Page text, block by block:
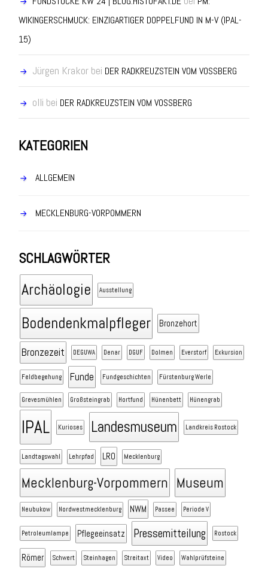
WIKINGERSCHMUCK: EINZIGARTIGER DOPPELFUND IN M-V (IPAL-
15)
Jürgen Krakorbei DER RADKREUZSTEIN VOM VOSSBERG
olli bei DER RADKREUZSTEIN VOM VOSSBERG
KATEGORIEN
ALLGEMEIN
MECKLENBURG-VORPOMMERN
SCHLAGWÖRTER
Archäologie Ausstellung
Bodendenkmalpfleger Bronzehort
Bronzezeit DEGUWA Denar DGUF Dolmen Everstorf Exkursion
Feldbegehung Funde Fundgeschichten Fürstenburg Werle
Grevesmühlen Großsteingrab Hortfund Hünenbett Hünengrab
IPAL Kurioses Landesmuseum Landkreis Rostock
Landtagswahl Lehrpfad LRO Mecklenburg
Mecklenburg-Vorpommern Museum
Neubukow Nordwestmecklenburg NWM Passee Periode V
Petroleumlampe Pflegeeinsatz Pressemitteilung Rostock
Römer Schwert Steinhagen Streitaxt Video Wahlprüfsteine